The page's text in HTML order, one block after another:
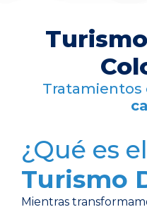
Tratamientos
¿Qué es el
Turismo
Mientras